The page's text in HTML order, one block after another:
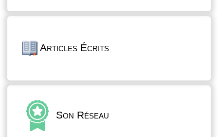
Articles Écrits
Son Réseau